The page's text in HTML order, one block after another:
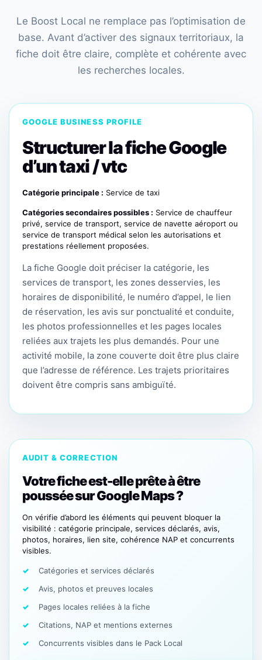
Le Boost Local ne remplace pas l’optimisation de
base. Avant d’activer des signaux territoriaux, la
fiche doit être claire, complète et cohérente avec
les recherches locales.
GOOGLE BUSINESS PROFILE
Structurer la fiche Google
d’un taxi / vtc
Catégorie principale : Service de taxi
Catégories secondaires possibles : Service de chauffeur
privé, service de transport, service de navette aéroport ou
service de transport médical selon les autorisations et
prestations réellement proposées.
La fiche Google doit préciser la catégorie, les
services de transport, les zones desservies, les
horaires de disponibilité, le numéro d’appel, le lien
de réservation, les avis sur ponctualité et conduite,
les photos professionnelles et les pages locales
reliées aux trajets les plus demandés. Pour une
activité mobile, la zone couverte doit être plus claire
que l’adresse de référence. Les trajets prioritaires
doivent être compris sans ambiguïté.
AUDIT & CORRECTION
Votre fiche est-elle prête à être
poussée sur Google Maps ?
On vérifie d’abord les éléments qui peuvent bloquer la
visibilité : catégorie principale, services déclarés, avis,
photos, horaires, lien site, cohérence NAP et concurrents
visibles.
Catégories et services déclarés
Avis, photos et preuves locales
Pages locales reliées à la fiche
Citations, NAP et mentions externes
Concurrents visibles dans le Pack Local